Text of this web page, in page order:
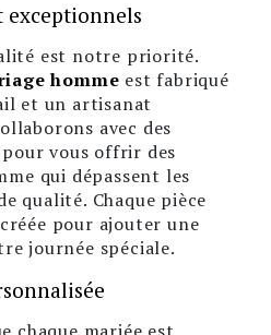
est notre priorité.
homme est fabriqué
et un artisanat
avec des
vous offrir des
qui dépassent les
qualité. Chaque pièce
pour ajouter une
journée spéciale.